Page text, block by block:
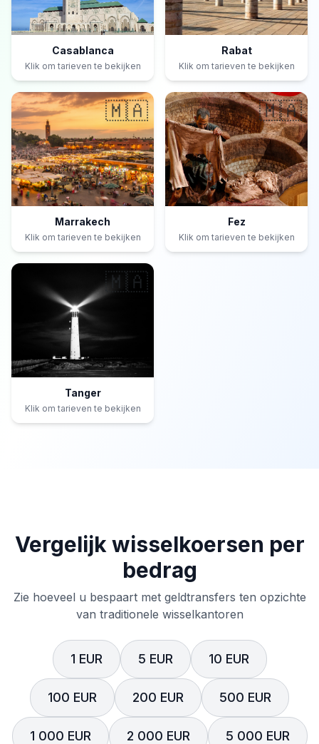
Casablanca
Klik om tarieven te bekijken
Rabat
Klik om tarieven te bekijken
🇲🇦
Marrakech
Klik om tarieven te bekijken
🇲🇦
Fez
Klik om tarieven te bekijken
🇲🇦
Tanger
Klik om tarieven te bekijken
Vergelijk wisselkoersen per
bedrag
Zie hoeveel u bespaart met geldtransfers ten opzichte
van traditionele wisselkantoren
1 EUR 5 EUR 10 EUR
100 EUR 200 EUR 500 EUR
1 000 EUR 2 000 EUR 5 000 EUR